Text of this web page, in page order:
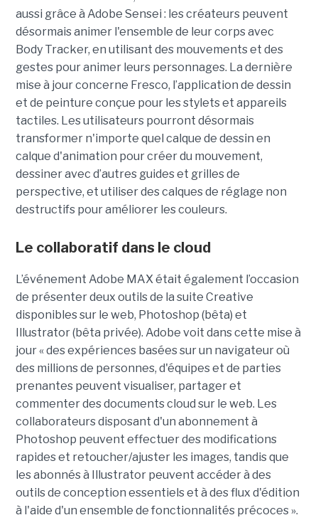
aussi grâce à Adobe Sensei : les créateurs peuvent
désormais animer l'ensemble de leur corps avec
Body Tracker, en utilisant des mouvements et des
gestes pour animer leurs personnages. La dernière
mise à jour concerne Fresco, l’application de dessin
et de peinture conçue pour les stylets et appareils
tactiles. Les utilisateurs pourront désormais
transformer n'importe quel calque de dessin en
calque d'animation pour créer du mouvement,
dessiner avec d’autres guides et grilles de
perspective, et utiliser des calques de réglage non
destructifs pour améliorer les couleurs.
Le collaboratif dans le cloud
L’événement Adobe MAX était également l’occasion
de présenter deux outils de la suite Creative
disponibles sur le web, Photoshop (bêta) et
Illustrator (bêta privée). Adobe voit dans cette mise à
jour « des expériences basées sur un navigateur où
des millions de personnes, d'équipes et de parties
prenantes peuvent visualiser, partager et
commenter des documents cloud sur le web. Les
collaborateurs disposant d'un abonnement à
Photoshop peuvent effectuer des modifications
rapides et retoucher/ajuster les images, tandis que
les abonnés à Illustrator peuvent accéder à des
outils de conception essentiels et à des flux d'édition
à l'aide d'un ensemble de fonctionnalités précoces ».